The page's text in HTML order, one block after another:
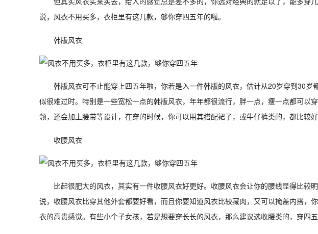
说，风衣不用买多，衣柜里有这几款，够你穿四五年的啦。
韩版风衣
韩版风衣可不止能穿上四五年啦，你若是入一件韩版的风衣，估计从20岁穿到30岁
似很难过时。特别是一些宽松一点的韩版风衣，年年都很流行，胖一点，瘦一点都可以
领，还会加上腰带等设计，在穿的时候，你可以用其搭配裙子，或牛仔裤类的，都比较好
收腰风衣
比起很肥大的风衣，其实有一件收腰风衣好更好。收腰风衣会让你的腰线显得比较
说，收腰风衣比穿其他外套都要好看，而且你要知道风衣比较藏肉，又可以掩盖内搭，
衣的高贵感觉。有些小个子女孩，若是想要穿长长的风衣，那么建议选收腰类的，穿四五